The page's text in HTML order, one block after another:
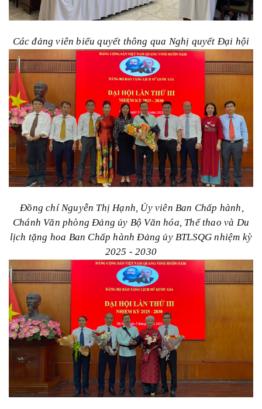
Các đảng viên biểu quyết thông qua Nghị quyết Đại hội
Đồng chí Nguyễn Thị Hạnh, Ủy viên Ban Chấp hành,
Chánh Văn phòng Đảng ủy Bộ Văn hóa, Thể thao và Du
lịch tặng hoa Ban Chấp hành Đảng ủy BTLSQG nhiệm kỳ
2025 - 2030